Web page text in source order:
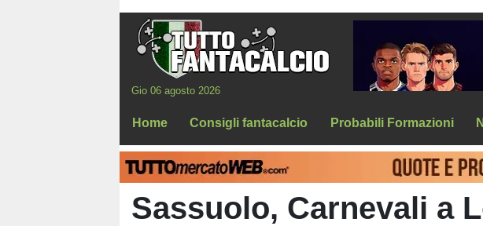
Gio 06 agosto 2026
Home Consigli fantacalcio Probabili Formazioni
Sassuolo, Carnevali a